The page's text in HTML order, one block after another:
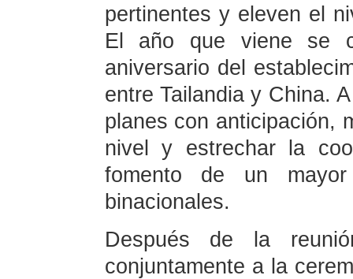
pertinentes y eleven el
El año que viene se
aniversario del
entre Tailandia y China.
planes con anticipación,
nivel y estrechar la
fomento de un
binacionales.
Después de la
conjuntamente a la